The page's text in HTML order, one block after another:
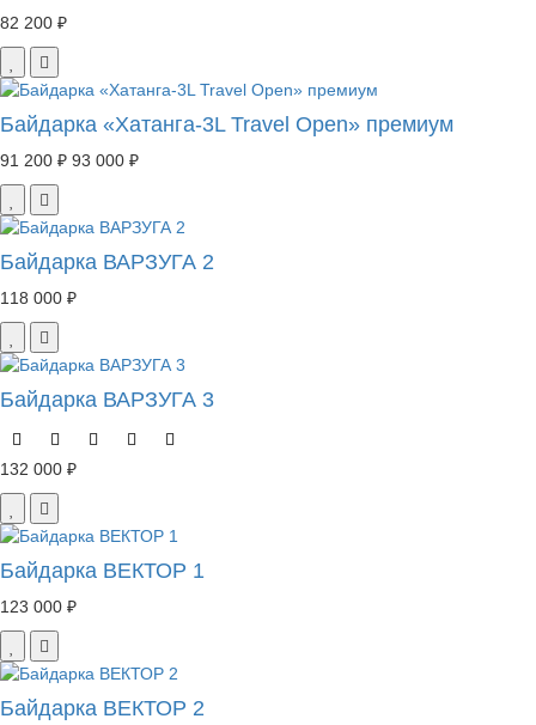
82 200 ₽
Байдарка «Хатанга-3L Travel Open» премиум
91 200 ₽ 93 000 ₽
Байдарка ВАРЗУГА 2
118 000 ₽
Байдарка ВАРЗУГА 3
132 000 ₽
Байдарка ВЕКТОР 1
123 000 ₽
Байдарка ВЕКТОР 2